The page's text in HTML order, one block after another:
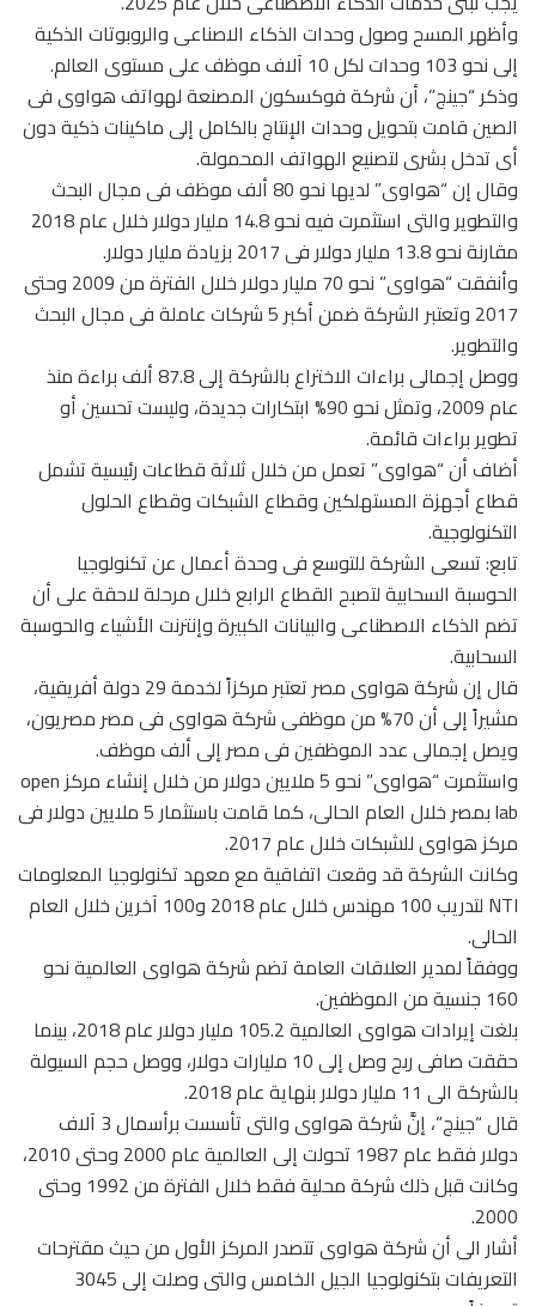
وأظهر المسح وصول وحدات الذكاء الاصناعى والروبوتات الذكية
إلى نحو 103 وحدات لكل 10 آلاف موظف على مستوى العالم.
وذكر “جينج”، أن شركة فوكسكون المصنعة لهواتف هواوى فى
الصين قامت بتحويل وحدات الإنتاج بالكامل إلى ماكينات ذكية دون
أى تدخل بشرى لتصنيع الهواتف المحمولة.
وقال إن “هواوى” لديها نحو 80 ألف موظف فى مجال البحث
والتطوير والتى استثمرت فيه نحو 14.8 مليار دولار خلال عام 2018
مقارنة نحو 13.8 مليار دولار فى 2017 بزيادة مليار دولار.
وأنفقت “هواوى” نحو 70 مليار دولار خلال الفترة من 2009 وحتى
2017 وتعتبر الشركة ضمن أكبر 5 شركات عاملة فى مجال البحث
والتطوير.
ووصل إجمالى براءات الاختراع بالشركة إلى 87.8 ألف براءة منذ
عام 2009، وتمثل نحو 90% ابتكارات جديدة، وليست تحسين أو
تطوير براءات قائمة.
أضاف أن “هواوى” تعمل من خلال ثلاثة قطاعات رئيسية تشمل
قطاع أجهزة المستهلكين وقطاع الشبكات وقطاع الحلول
التكنولوجية.
تابع: تسعى الشركة للتوسع فى وحدة أعمال عن تكنولوجيا
الحوسبة السحابية لتصبح القطاع الرابع خلال مرحلة لاحقة على أن
تضم الذكاء الاصطناعى والبيانات الكبيرة وإنترنت الأشياء والحوسبة
السحابية.
قال إن شركة هواوى مصر تعتبر مركزاً لخدمة 29 دولة أفريقية،
مشيراً إلى أن 70% من موظفى شركة هواوى فى مصر مصريون،
ويصل إجمالى عدد الموظفين فى مصر إلى ألف موظف.
واستثمرت “هواوى” نحو 5 ملايين دولار من خلال إنشاء مركز open
lab بمصر خلال العام الحالى، كما قامت باستثمار 5 ملايين دولار فى
مركز هواوى للشبكات خلال عام 2017.
وكانت الشركة قد وقعت اتفاقية مع معهد تكنولوجيا المعلومات
NTI لتدريب 100 مهندس خلال عام 2018 و100 آخرين خلال العام
الحالى.
ووفقاً لمدير العلاقات العامة تضم شركة هواوى العالمية نحو
160 جنسية من الموظفين.
بلغت إيرادات هواوى العالمية 105.2 مليار دولار عام 2018، بينما
حققت صافى ربح وصل إلى 10 مليارات دولار، ووصل حجم السيولة
بالشركة الى 11 مليار دولار بنهاية عام 2018.
قال “جينج”، إنَّ شركة هواوى والتى تأسست برأسمال 3 آلاف
دولار فقط عام 1987 تحولت إلى العالمية عام 2000 وحتى 2010،
وكانت قبل ذلك شركة محلية فقط خلال الفترة من 1992 وحتى
2000.
أشار الى أن شركة هواوى تتصدر المركز الأول من حيث مقترحات
التعريفات بتكنولوجيا الجيل الخامس والتى وصلت إلى 3045